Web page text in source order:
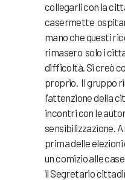
collegarli con la
casermette
mano che questi
rimasero solo i
difficoltà. Si creò
proprio. Il gruppo
l’attenzione della
incontri con le
sensibilizzazione. A
prima delle
un comizio alle
il Segretario